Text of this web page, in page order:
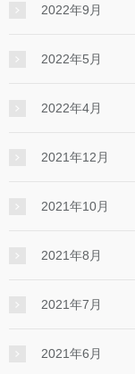
2022年9月
2022年5月
2022年4月
2021年12月
2021年10月
2021年8月
2021年7月
2021年6月